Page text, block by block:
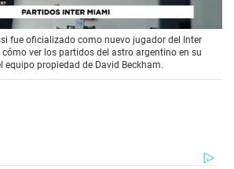
fue oficializado como nuevo jugador del Inter
ver los partidos del astro argentino en su
equipo propiedad de David Beckham.